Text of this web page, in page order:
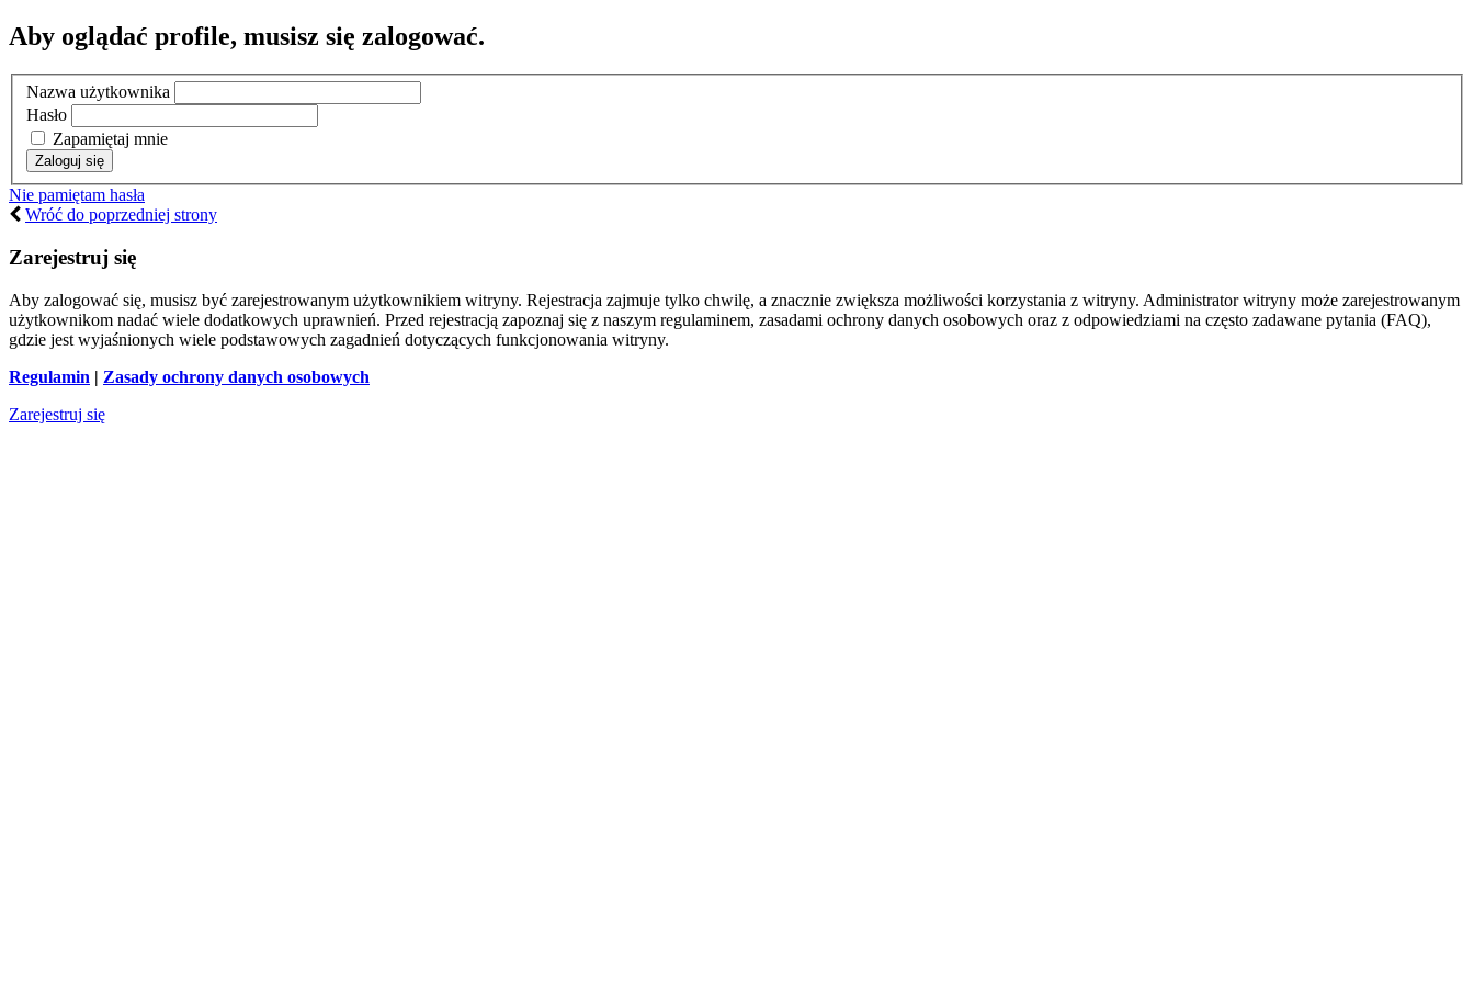
Aby oglądać profile, musisz się zalogować.
Nazwa użytkownika
Hasło
Zapamiętaj mnie
Nie pamiętam hasła
Wróć do poprzedniej strony
Zarejestruj się
Aby zalogować się, musisz być zarejestrowanym użytkownikiem witryny. Rejestracja zajmuje tylko chwilę, a znacznie zwiększa możliwości korzystania z witryny. Administrator witryny może zarejestrowanym
użytkownikom nadać wiele dodatkowych uprawnień. Przed rejestracją zapoznaj się z naszym regulaminem, zasadami ochrony danych osobowych oraz z odpowiedziami na często zadawane pytania (FAQ),
gdzie jest wyjaśnionych wiele podstawowych zagadnień dotyczących funkcjonowania witryny.
Regulamin | Zasady ochrony danych osobowych
Zarejestruj się